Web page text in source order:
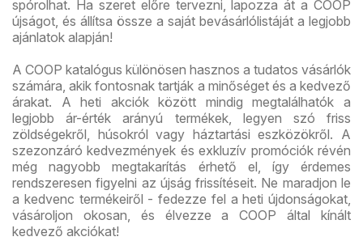
spórolhat. Ha szeret előre tervezni, lapozza át a COOP
újságot, és állítsa össze a saját bevásárlólistáját a legjobb
ajánlatok alapján!
A COOP katalógus különösen hasznos a tudatos vásárlók
számára, akik fontosnak tartják a minőséget és a kedvező
árakat. A heti akciók között mindig megtalálhatók a
legjobb ár-érték arányú termékek, legyen szó friss
zöldségekről, húsokról vagy háztartási eszközökről. A
szezonzáró kedvezmények és exkluzív promóciók révén
még nagyobb megtakarítás érhető el, így érdemes
rendszeresen figyelni az újság frissítéseit. Ne maradjon le
a kedvenc termékeiről - fedezze fel a heti újdonságokat,
vásároljon okosan, és élvezze a COOP által kínált
kedvező akciókat!